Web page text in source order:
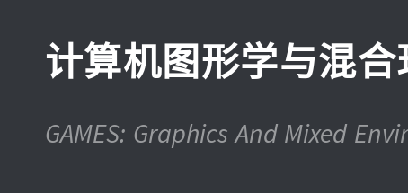
计算机图形学与混
GAMES: Graphics And Mixed